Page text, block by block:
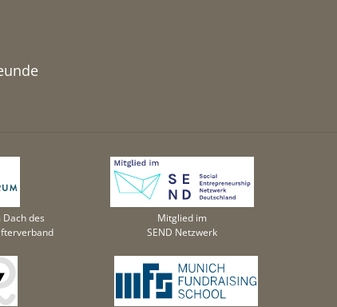
des
Mitglied im
SEND Netzwerk